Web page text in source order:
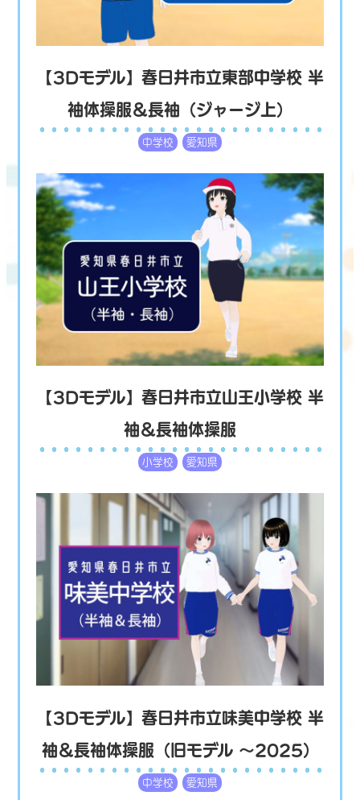
【3Dモデル】春日井市立東部中学校 半
袖体操服＆長袖（ジャージ上）
中学校 愛知県
【3Dモデル】春日井市立山王小学校 半
袖＆長袖体操服
小学校 愛知県
【3Dモデル】春日井市立味美中学校 半
袖＆長袖体操服（旧モデル ～2025）
中学校 愛知県